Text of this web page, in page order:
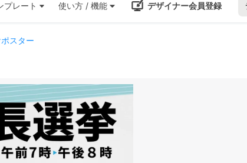
プレート 使い方 / 機能 デザイナー会員登録
スター